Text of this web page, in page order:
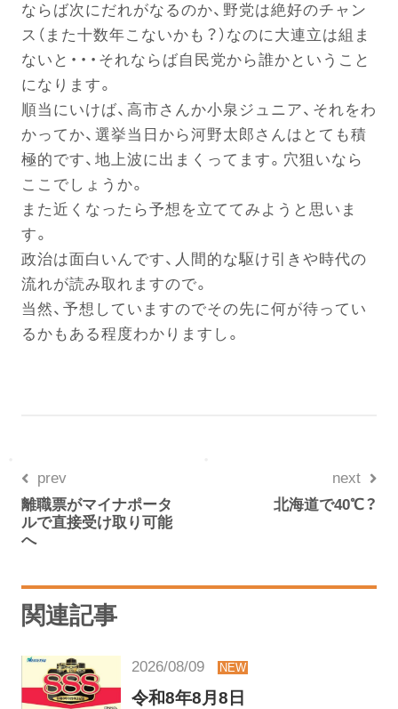
ならば次にだれがなるのか、野党は絶好のチャン
ス（また十数年こないかも？）なのに大連立は組ま
ないと・・・それならば自民党から誰かということ
になります。
順当にいけば、高市さんか小泉ジュニア、それをわ
かってか、選挙当日から河野太郎さんはとても積
極的です、地上波に出まくってます。穴狙いなら
ここでしょうか。
また近くなったら予想を立ててみようと思いま
す。
政治は面白いんです、人間的な駆け引きや時代の
流れが読み取れますので。
当然、予想していますのでその先に何が待ってい
るかもある程度わかりますし。
prev
離職票がマイナポータ
ルで直接受け取り可能
へ
next
北海道で40℃？
関連記事
2026/08/09
令和8年8月8日